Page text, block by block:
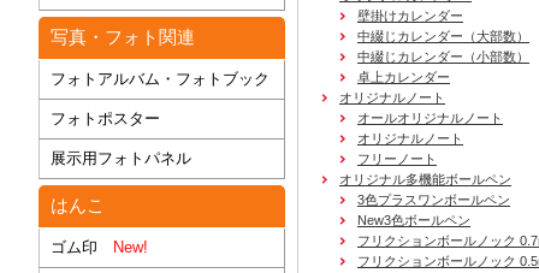
写真・フォト関連
フォトアルバム・フォトブック
フォトポスター
展示用フォトパネル
はんこ
ゴム印 New!
壁掛けカレンダー
中綴じカレンダー（大部数）
中綴じカレンダー（小部数）
卓上カレンダー
オリジナルノート
オールオリジナルノート
オリジナルノート
フリーノート
オリジナル多機能ボールペン
3色プラスワンボールペン
New3色ボールペン
フリクションボールノック
フリクションボールノック